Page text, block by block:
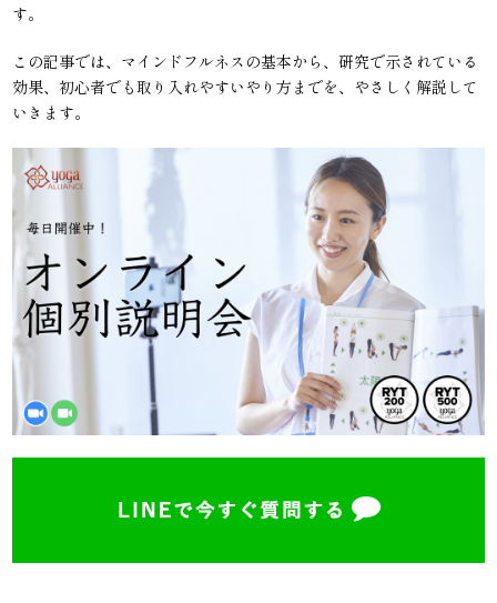
す。
この記事では、マインドフルネスの基本から、研究で示されている
効果、初心者でも取り入れやすいやり方までを、やさしく解説して
いきます。